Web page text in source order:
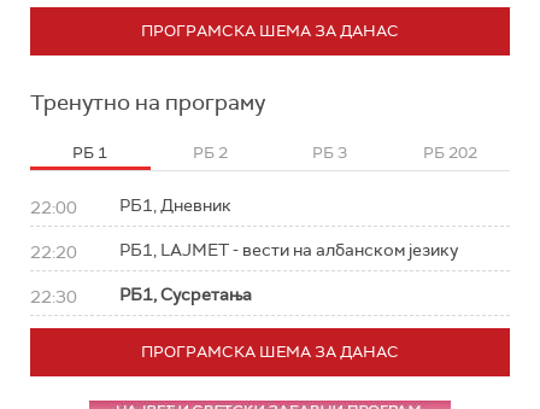
ПРОГРАМСКА ШЕМА ЗА ДАНАС
Тренутно на програму
РБ 1 РБ 2 РБ 3 РБ 202
22:00 РБ1, Дневник
22:20 РБ1, LAJMET - вести на албанском језику
22:30 РБ1, Сусретања
ПРОГРАМСКА ШЕМА ЗА ДАНАС